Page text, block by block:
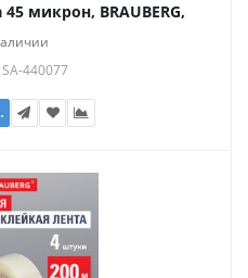
микрон, BRAUBERG,
440077